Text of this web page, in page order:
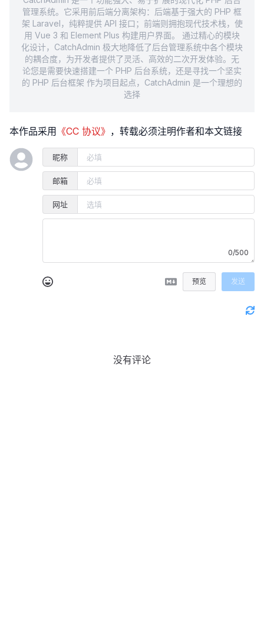
管理系统。它采用前后端分离架构：后端基于强大的 PHP 框
架 Laravel，纯粹提供 API 接口；前端则拥抱现代技术栈，使
用 Vue 3 和 Element Plus 构建用户界面。 通过精心的模块
化设计，CatchAdmin 极大地降低了后台管理系统中各个模块
的耦合度，为开发者提供了灵活、高效的二次开发体验。无
论您是需要快速搭建一个 PHP 后台系统，还是寻找一个坚实
的 PHP 后台框架 作为项目起点，CatchAdmin 是一个理想的
选择
本作品采用 《CC 协议》 ，转载必须注明作者和本文链接
昵称
邮箱
网址
0/500
预览 发送
没有评论